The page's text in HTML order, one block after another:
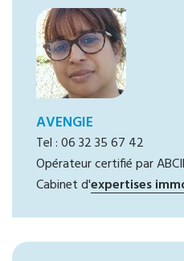
AVENGIE
Tel : 06 32 35 67 42
Opérateur certifié par
Cabinet d'expertises